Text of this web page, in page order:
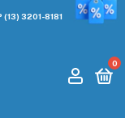
(13) 3201-8181
0